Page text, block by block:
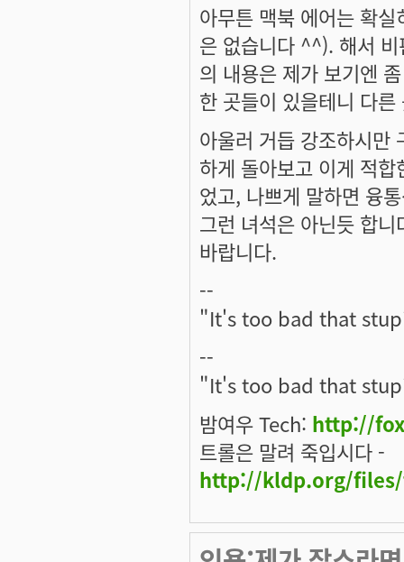
아무튼 맥북 에어는 확
은 없습니다 ^^). 해서
의 내용은 제가 보기엔
한 곳들이 있을테니 다
아울러 거듭 강조하시만
하게 돌아보고 이게 적
었고, 나쁘게 말하면 융
그런 녀석은 아닌듯 합
바랍니다.
--
"It's too bad that
--
"It's too bad that
밤여우 Tech: http://
트롤은 말려 죽입시다 -
http://kldp.org/